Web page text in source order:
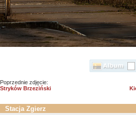
Poprzednie zdjęcie:
Stryków Brzeziński
Stacja Zgierz